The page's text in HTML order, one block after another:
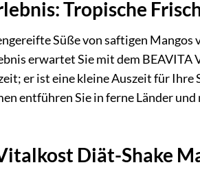
Tropische
Süße von saftigen
erwartet Sie mit dem
er ist eine kleine Auszeit für Ihre
entführen Sie in ferne Länder
Diät-Shake